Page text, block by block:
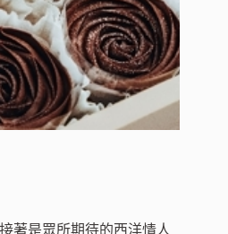
著是眾所期待的西洋情人